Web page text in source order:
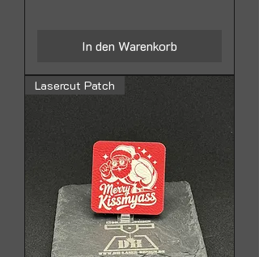
In den Warenkorb
Lasercut Patch